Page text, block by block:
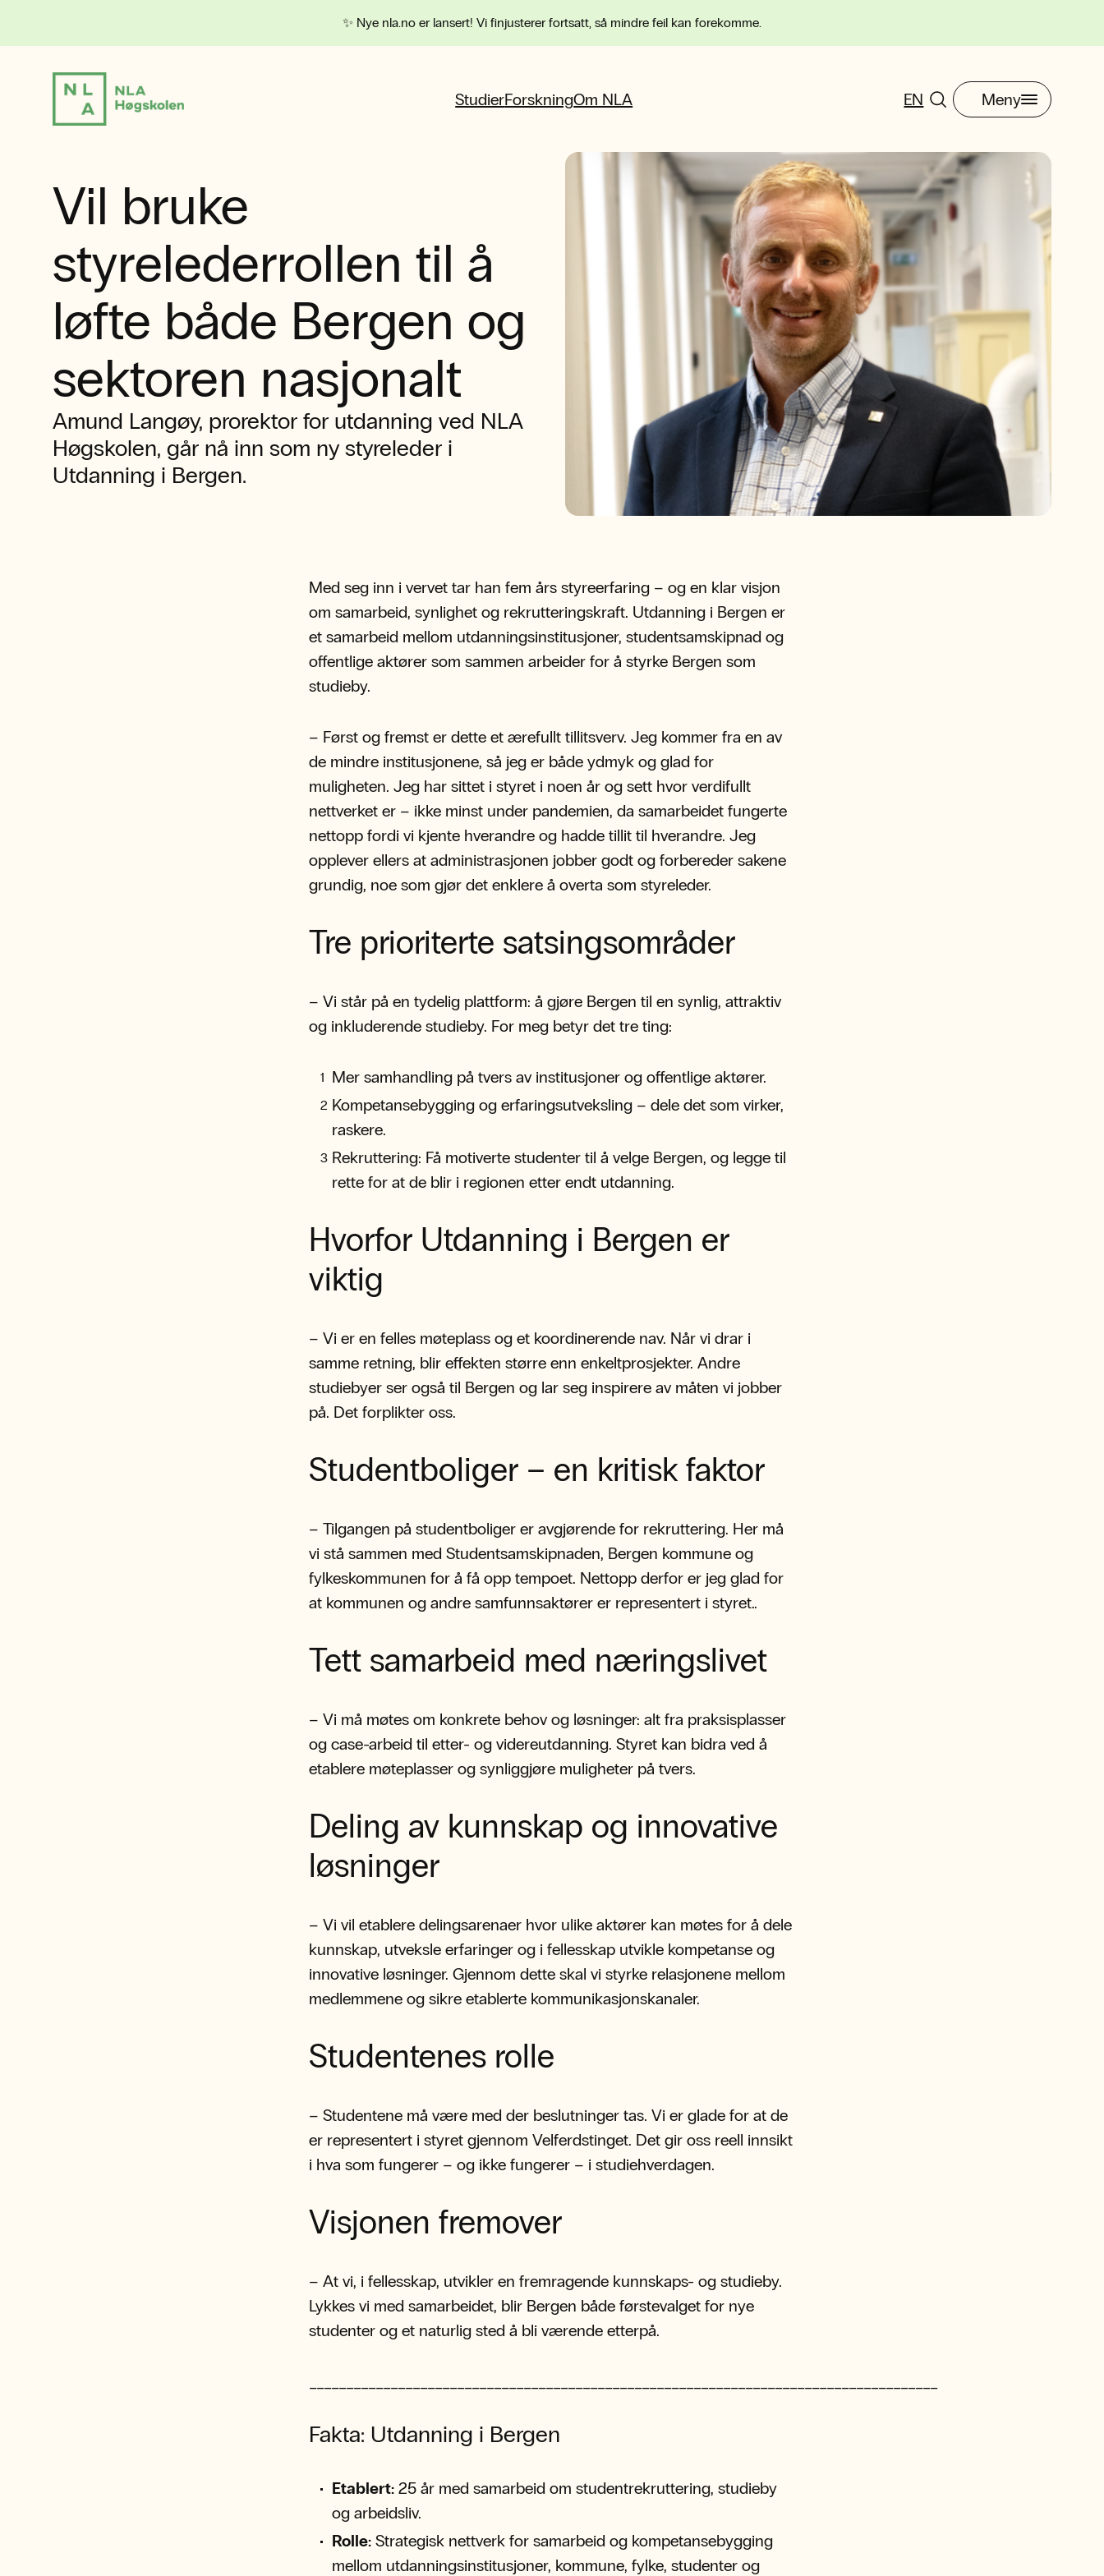
✨ Nye nla.no er lansert! Vi finjusterer fortsatt, så mindre feil kan forekomme.
StudierForskningOm NLA EN Meny
Vil bruke
styrelederrollen til å
løfte både Bergen og
sektoren nasjonalt
Amund Langøy, prorektor for utdanning ved NLA
Høgskolen, går nå inn som ny styreleder i
Utdanning i Bergen.
Med seg inn i vervet tar han fem års styreerfaring – og en klar visjon
om samarbeid, synlighet og rekrutteringskraft. Utdanning i Bergen er
et samarbeid mellom utdanningsinstitusjoner, studentsamskipnad og
offentlige aktører som sammen arbeider for å styrke Bergen som
studieby.
– Først og fremst er dette et ærefullt tillitsverv. Jeg kommer fra en av
de mindre institusjonene, så jeg er både ydmyk og glad for
muligheten. Jeg har sittet i styret i noen år og sett hvor verdifullt
nettverket er – ikke minst under pandemien, da samarbeidet fungerte
nettopp fordi vi kjente hverandre og hadde tillit til hverandre. Jeg
opplever ellers at administrasjonen jobber godt og forbereder sakene
grundig, noe som gjør det enklere å overta som styreleder.
Tre prioriterte satsingsområder
– Vi står på en tydelig plattform: å gjøre Bergen til en synlig, attraktiv
og inkluderende studieby. For meg betyr det tre ting:
Mer samhandling på tvers av institusjoner og offentlige aktører.
Kompetansebygging og erfaringsutveksling – dele det som virker,
raskere.
Rekruttering: Få motiverte studenter til å velge Bergen, og legge til
rette for at de blir i regionen etter endt utdanning.
Hvorfor Utdanning i Bergen er
viktig
– Vi er en felles møteplass og et koordinerende nav. Når vi drar i
samme retning, blir effekten større enn enkeltprosjekter. Andre
studiebyer ser også til Bergen og lar seg inspirere av måten vi jobber
på. Det forplikter oss.
Studentboliger – en kritisk faktor
– Tilgangen på studentboliger er avgjørende for rekruttering. Her må
vi stå sammen med Studentsamskipnaden, Bergen kommune og
fylkeskommunen for å få opp tempoet. Nettopp derfor er jeg glad for
at kommunen og andre samfunnsaktører er representert i styret..
Tett samarbeid med næringslivet
– Vi må møtes om konkrete behov og løsninger: alt fra praksisplasser
og case-arbeid til etter- og videreutdanning. Styret kan bidra ved å
etablere møteplasser og synliggjøre muligheter på tvers.
Deling av kunnskap og innovative
løsninger
– Vi vil etablere delingsarenaer hvor ulike aktører kan møtes for å dele
kunnskap, utveksle erfaringer og i fellesskap utvikle kompetanse og
innovative løsninger. Gjennom dette skal vi styrke relasjonene mellom
medlemmene og sikre etablerte kommunikasjonskanaler.
Studentenes rolle
– Studentene må være med der beslutninger tas. Vi er glade for at de
er representert i styret gjennom Velferdstinget. Det gir oss reell innsikt
i hva som fungerer – og ikke fungerer – i studiehverdagen.
Visjonen fremover
– At vi, i fellesskap, utvikler en fremragende kunnskaps- og studieby.
Lykkes vi med samarbeidet, blir Bergen både førstevalget for nye
studenter og et naturlig sted å bli værende etterpå.
Fakta: Utdanning i Bergen
Etablert: 25 år med samarbeid om studentrekruttering, studieby
og arbeidsliv.
Rolle: Strategisk nettverk for samarbeid og kompetansebygging
mellom utdanningsinstitusjoner, kommune, fylke, studenter og